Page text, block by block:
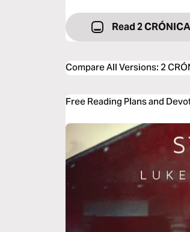
Read 2
Compare All Versions: 2
Free Reading Plans and